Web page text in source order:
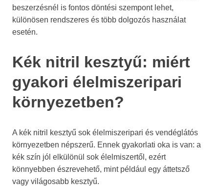
beszerzésnél is fontos döntési szempont lehet,
különösen rendszeres és több dolgozós használat
esetén.
Kék nitril kesztyű: miért
gyakori élelmiszeripari
környezetben?
A kék nitril kesztyű sok élelmiszeripari és vendéglátós
környezetben népszerű. Ennek gyakorlati oka is van: a
kék szín jól elkülönül sok élelmiszertől, ezért
könnyebben észrevehető, mint például egy áttetsző
vagy világosabb kesztyű.